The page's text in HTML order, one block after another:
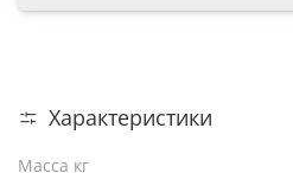
Характеристики
Масса кг